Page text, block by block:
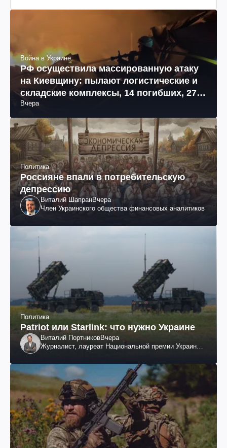
Война в Украине
РФ осуществила массированную атаку
на Киевщину: пылают логистические и
складские комплексы, 14 погибших, 27
раненых (фото, видео)
Вчера
Политика
Россияне впали в потребительскую
депрессию
Виталий ШапранВчера
Член Украинского общества финансовых аналитиков
Политика
Patriot или Starlink: что нужно Украине
Виталий ПортниковВчера
Журналист, лауреат Национальной премии Украины